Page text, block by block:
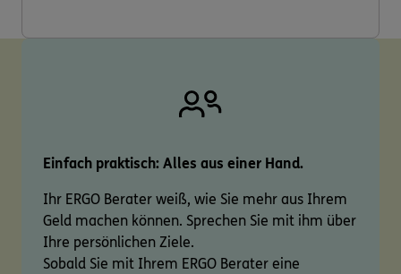
Einfach praktisch: Alles aus einer Hand.
Ihr ERGO Berater weiß, wie Sie mehr aus Ihrem
Geld machen können. Sprechen Sie mit ihm über
Ihre persönlichen Ziele.
Sobald Sie mit Ihrem ERGO Berater eine